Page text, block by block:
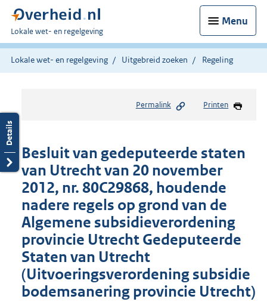
Menu
U
bent
hier:
Lokale wet- en regelgeving
Lokale wet- en regelgeving Uitgebreid zoeken Regeling
Permalink Printen
Besluit van gedeputeerde staten
van Utrecht van 20 november
2012, nr. 80C29868, houdende
nadere regels op grond van de
Algemene subsidieverordening
provincie Utrecht Gedeputeerde
Staten van Utrecht
(Uitvoeringsverordening subsidie
bodemsanering provincie Utrecht)